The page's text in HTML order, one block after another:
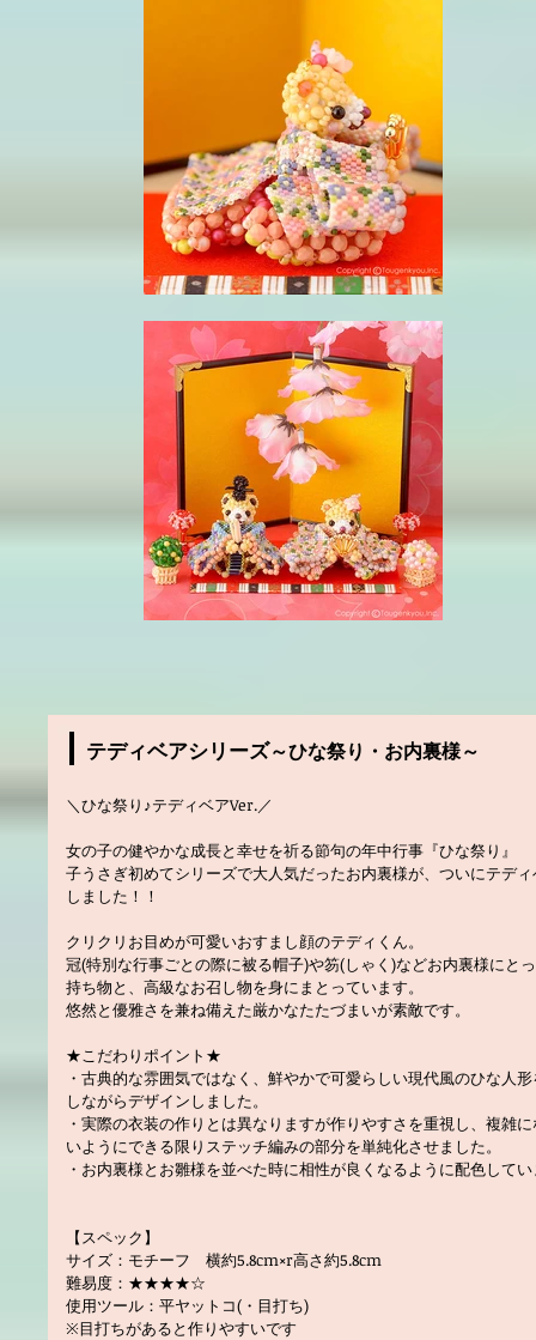
テディベアシリーズ～ひな祭り・お内裏様～
＼ひな祭り♪テディベアVer.／
女の子の健やかな成長と幸せを祈る節句の年中行事『ひな祭り』
子うさぎ初めてシリーズで大人気だったお内裏様が、ついにテデ
しました！！
クリクリお目めが可愛いおすまし顔のテディくん。
冠(特別な行事ごとの際に被る帽子)や笏(しゃく)などお内裏様にと
持ち物と、高級なお召し物を身にまとっています。
悠然と優雅さを兼ね備えた厳かなたたづまいが素敵です。
★こだわりポイント★
・古典的な雰囲気ではなく、鮮やかで可愛らしい現代風のひな人
しながらデザインしました。
・実際の衣装の作りとは異なりますが作りやすさを重視し、複雑
いようにできる限りステッチ編みの部分を単純化させました。
・お内裏様とお雛様を並べた時に相性が良くなるように配色して
【スペック】
サイズ：モチーフ 横約5.8cm×r高さ約5.8cm
難易度：★★★★☆
使用ツール：平ヤットコ(・目打ち)
※目打ちがあると作りやすいです